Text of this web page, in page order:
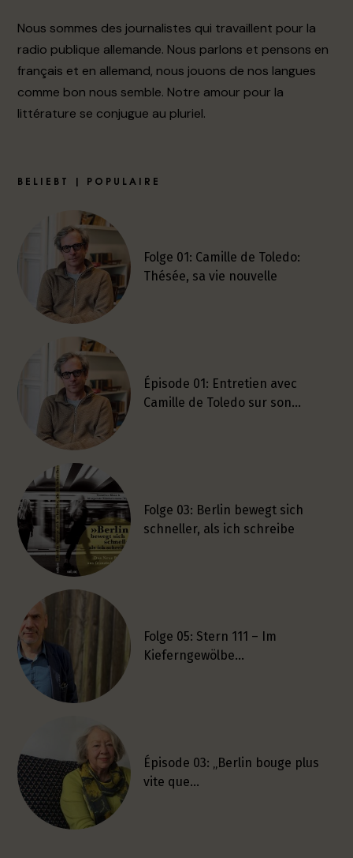
Nous sommes des journalistes qui travaillent pour la
radio publique allemande. Nous parlons et pensons en
français et en allemand, nous jouons de nos langues
comme bon nous semble. Notre amour pour la
littérature se conjugue au pluriel.
BELIEBT | POPULAIRE
Folge 01: Camille de Toledo:
Thésée, sa vie nouvelle
Épisode 01: Entretien avec
Camille de Toledo sur son…
Folge 03: Berlin bewegt sich
schneller, als ich schreibe
Folge 05: Stern 111 – Im
Kieferngewölbe…
Épisode 03: „Berlin bouge plus
vite que…